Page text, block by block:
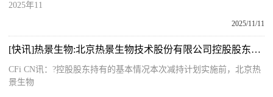
2025年11
2025/11/11
[快讯]热景生物:北京热景生物技术股份有限公司控股股东减持股份结果 每日速看
CFi CN讯：?控股股东持有的基本情况本次减持计划实施前，北京热
景生物